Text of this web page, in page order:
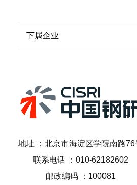
下属企业
地址 ：北京市海淀区学院南路76
联系电话 ：010-62182602
邮政编码 ：100081